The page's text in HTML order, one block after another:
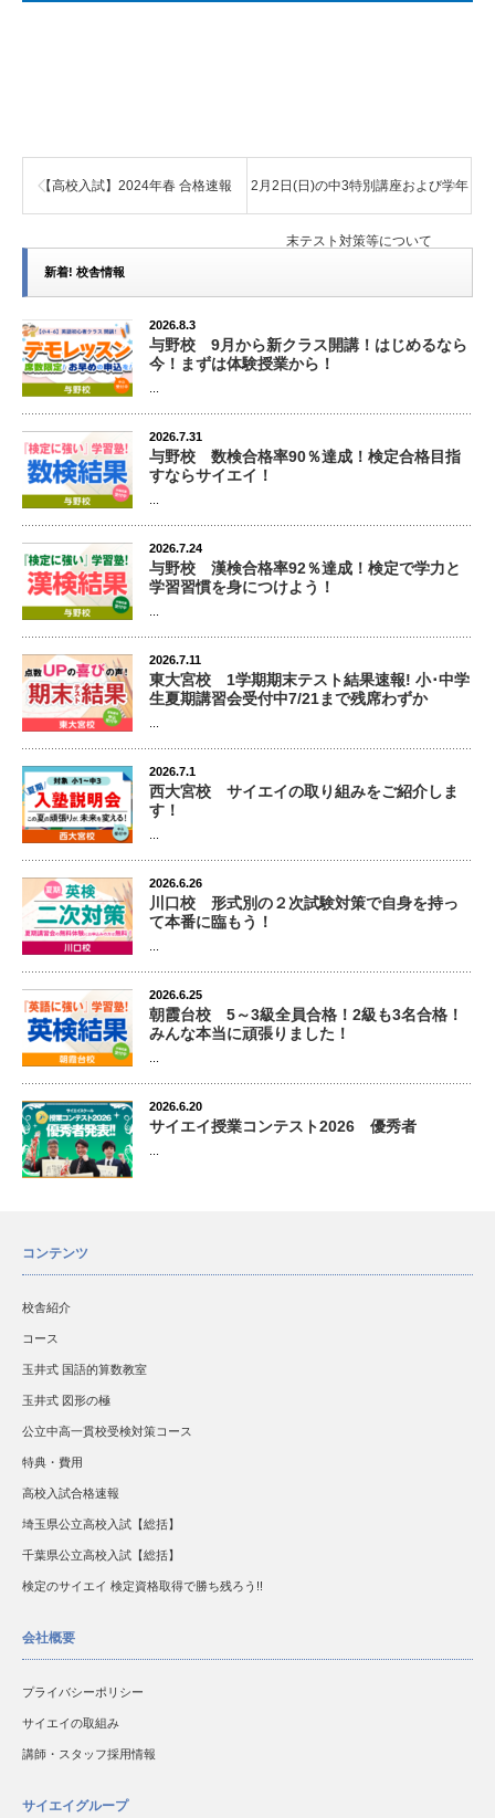
【高校入試】2024年春 合格速報 2月2日(日)の中3特別講座および学年
末テスト対策等について
新着! 校舎情報
2026.8.3
与野校 9月から新クラス開講！はじめるなら
今！まずは体験授業から！
2026.7.31
与野校 数検合格率90％達成！検定合格目指
すならサイエイ！
2026.7.24
与野校 漢検合格率92％達成！検定で学力と
学習習慣を身につけよう！
2026.7.11
東大宮校 1学期期末テスト結果速報! 小･中学
生夏期講習会受付中7/21まで残席わずか
2026.7.1
西大宮校 サイエイの取り組みをご紹介しま
す！
2026.6.26
川口校 形式別の２次試験対策で自身を持っ
て本番に臨もう！
2026.6.25
朝霞台校 5～3級全員合格！2級も3名合格！
みんな本当に頑張りました！
2026.6.20
サイエイ授業コンテスト2026 優秀者
コンテンツ
校舎紹介
コース
玉井式 国語的算数教室
玉井式 図形の極
公立中高一貫校受検対策コース
特典・費用
高校入試合格速報
埼玉県公立高校入試【総括】
千葉県公立高校入試【総括】
検定のサイエイ 検定資格取得で勝ち残ろう!!
会社概要
プライバシーポリシー
サイエイの取組み
講師・スタッフ採用情報
サイエイグループ